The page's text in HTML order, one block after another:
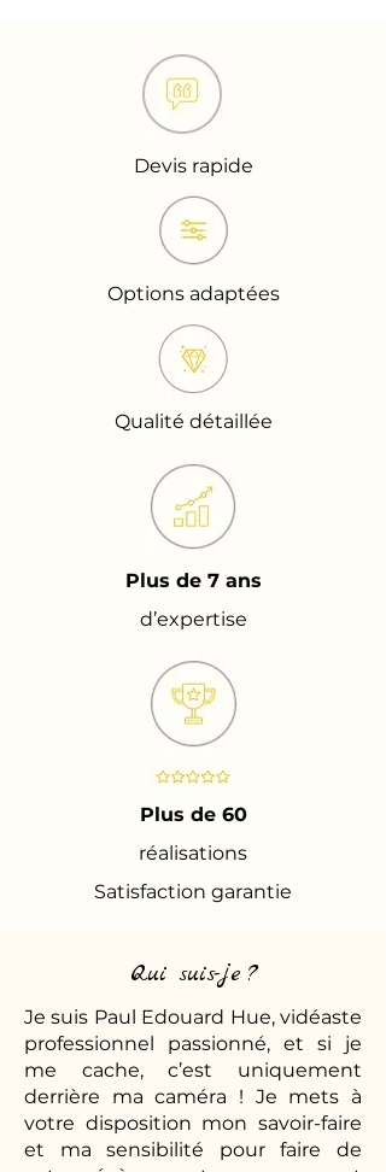
Devis rapide
Options adaptées
Qualité détaillée
Plus de 7 ans
d’expertise
Plus de 60
réalisations
Satisfaction garantie
Qui suis-je ?
Je suis Paul Edouard Hue, vidéaste
professionnel passionné, et si je
me cache, c’est uniquement
derrière ma caméra ! Je mets à
votre disposition mon savoir-faire
et ma sensibilité pour faire de